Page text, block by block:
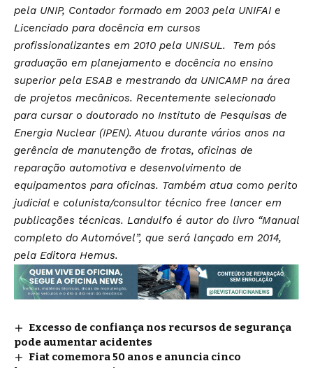
pela UNIP, Contador formado em 2003 pela UNIFAI e
Licenciado para docência em cursos
profissionalizantes em 2010 pela UNISUL. Tem pós
graduação em planejamento e docência no ensino
superior pela ESAB e mestrando da UNICAMP na área
de projetos mecânicos. Recentemente selecionado
para cursar o doutorado no Instituto de Pesquisas de
Energia Nuclear (IPEN). Atuou durante vários anos na
gerência de manutenção de frotas, oficinas de
reparação automotiva e desenvolvimento de
equipamentos para oficinas. Também atua como perito
judicial e colunista/consultor técnico free lancer em
publicações técnicas. Landulfo é autor do livro “Manual
completo do Automóvel”, que será lançado em 2014,
pela Editora Hemus.
Excesso de confiança nos recursos de segurança
pode aumentar acidentes
Fiat comemora 50 anos e anuncia cinco